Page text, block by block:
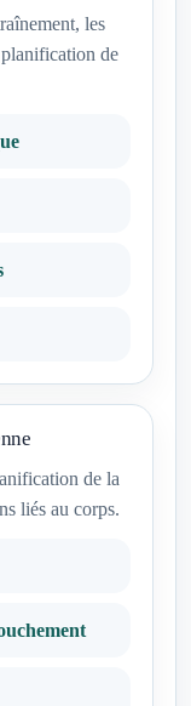
les
de
de la
liés au corps.